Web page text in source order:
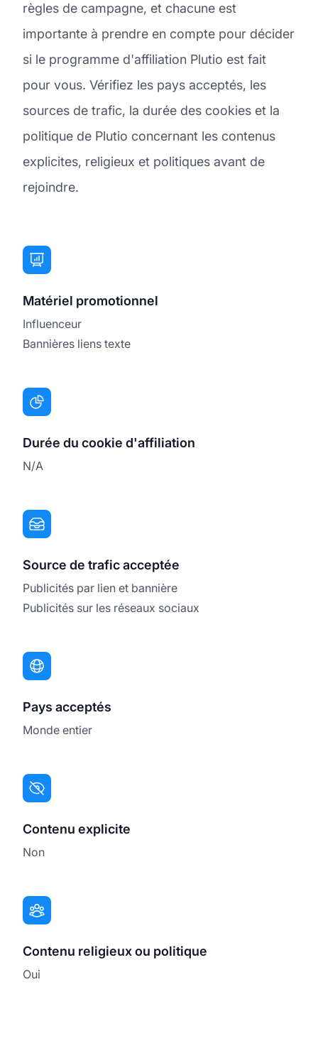
règles de campagne, et chacune est
importante à prendre en compte pour décider
si le programme d'affiliation Plutio est fait
pour vous. Vérifiez les pays acceptés, les
sources de trafic, la durée des cookies et la
politique de Plutio concernant les contenus
explicites, religieux et politiques avant de
rejoindre.
Matériel promotionnel
Influenceur
Bannières liens texte
Durée du cookie d'affiliation
N/A
Source de trafic acceptée
Publicités par lien et bannière
Publicités sur les réseaux sociaux
Pays acceptés
Monde entier
Contenu explicite
Non
Contenu religieux ou politique
Oui